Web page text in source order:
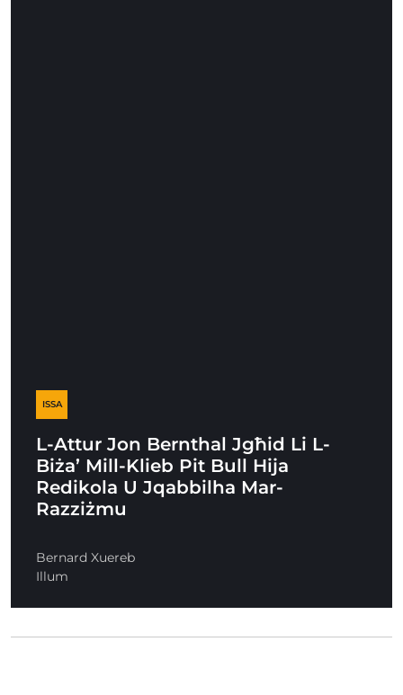
ISSA
L-Attur Jon Bernthal Jgħid Li L-
Biża’ Mill-Klieb Pit Bull Hija
Redikola U Jqabbilha Mar-
Razziżmu
Bernard Xuereb
Illum